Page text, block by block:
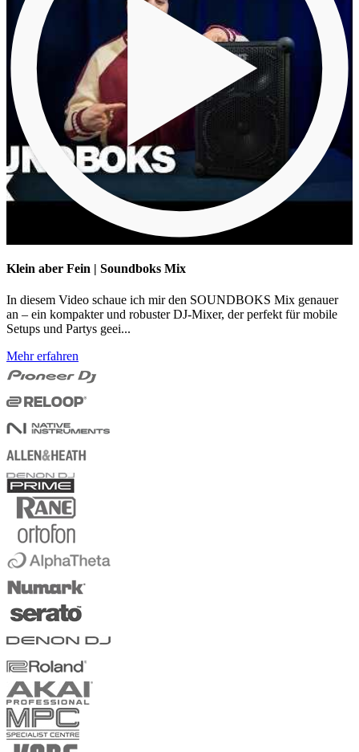
Klein aber Fein | Soundboks Mix
In diesem Video schaue ich mir den SOUNDBOKS Mix genauer
an – ein kompakter und robuster DJ-Mixer, der perfekt für mobile
Setups und Partys geei...
Mehr erfahren